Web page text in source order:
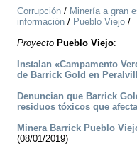
Corrupción / Minería a gran
información / Pueblo Viejo /
Proyecto Pueblo Viejo:
Instalan «Campamento
de Barrick Gold en
Denuncian que Barrick
residuos tóxicos que
Minera Barrick Pueblo
(08/01/2019)